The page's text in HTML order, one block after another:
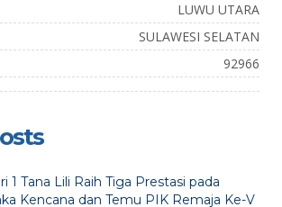
LUWU UTARA
SULAWESI SELATAN
92966
1 Tana Lili Raih Tiga Prestasi pada
Kencana dan Temu PIK Remaja Ke-V